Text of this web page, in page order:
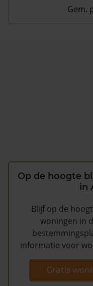
Gem.
Op de hoogte
in
Blijf op de
woningen in
informatie voor
Gratis